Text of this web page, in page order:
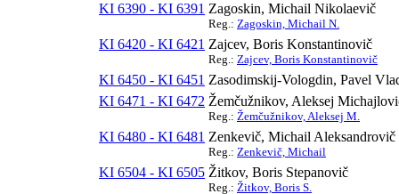
KI 6390 - KI 6391 Zagoskin, Michail Nikolaevič
Reg.: Zagoskin, Michail N.
KI 6420 - KI 6421 Zajcev, Boris Konstantinovič
Reg.: Zajcev, Boris Konstantinovič
KI 6450 - KI 6451 Zasodimskij-Vologdin, Pavel
KI 6471 - KI 6472 Žemčužnikov, Aleksej
Reg.: Žemčužnikov, Aleksej M.
KI 6480 - KI 6481 Zenkevič, Michail Aleksandrovič
Reg.: Zenkevič, Michail
KI 6504 - KI 6505 Žitkov, Boris Stepanovič
Reg.: Žitkov, Boris S.